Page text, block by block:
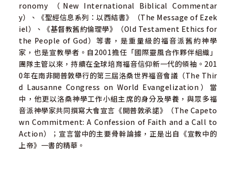
ronomy （New International Biblical Commentar
y）、《聖經信息系列：以西結書》（The Message of Ezek
iel）、《基督教舊約倫理學》（Old Testament Ethics for
the People of God）等書，是重量級的福音派舊約神學
家，也是宣教學者。自2001擔任「國際靈風合作夥伴組織」
團隊主管以來，持續在全球培育福音信仰新一代的領袖。201
0年在南非開普敦舉行的第三屆洛桑世界福音會議（The Thir
d Lausanne Congress on World Evangelization）當
中，他更以洛桑神學工作小組主席的身分及學養，與眾多福
音派神學家共同撰寫大會宣言《開普敦承諾》（The Capeto
wn Commitment: A Confession of Faith and a Call to
Action）；宣言當中的主要骨幹論據，正是出自《宣教中的
上帝》一書的精華。